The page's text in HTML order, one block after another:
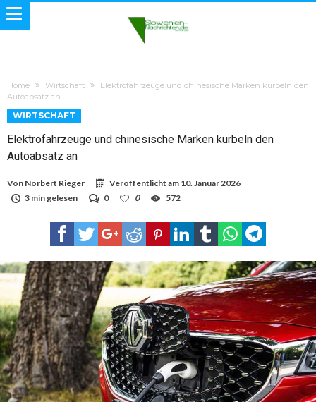
Home Wirtschaft
Elektrofahrzeuge und chinesische Marken kurbeln den
Autoabsatz an
WIRTSCHAFT
Elektrofahrzeuge und chinesische Marken kurbeln den
Autoabsatz an
Von Norbert Rieger Veröffentlicht am 10. Januar 2026
3 min gelesen
0 0 572